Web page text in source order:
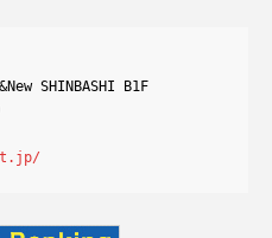
SHINBASHI B1F